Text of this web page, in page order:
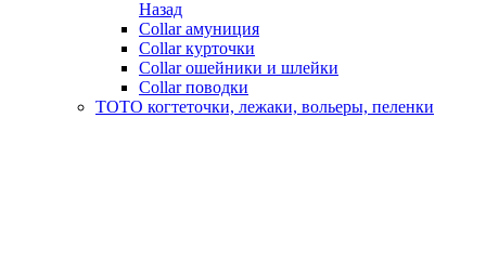
Назад
Collar амуниция
Collar курточки
Collar ошейники и шлейки
Collar поводки
ТОТО когтеточки, лежаки, вольеры, пеленки